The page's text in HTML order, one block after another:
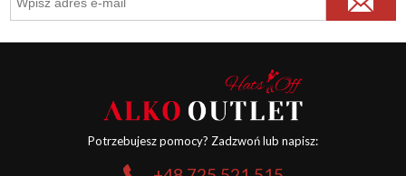
Potrzebujesz pomocy? Zadzwoń lub napisz: